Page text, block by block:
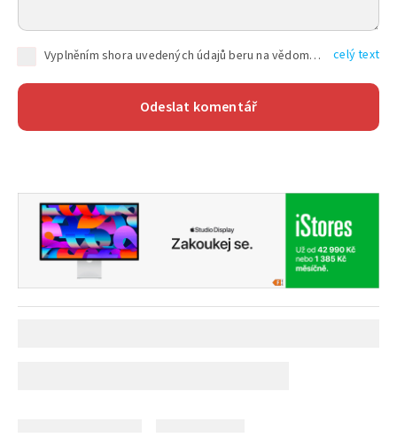
Vyplněním shora uvedených údajů beru na vědomí, že společnost TEXT FACTORY s.r.o., sídlem Brno, Durďákova 336/29, Černá Pole, PSČ: 613 00, IČ: 06157831, zapsané u Krajského soudu v Brně, oddíl C, vložka 100399, bude zpracovávat mé osobní údaje uvedené v rámci mnou vyplněného registračního formuláře na základě oprávněných zájmů TEXT FACTORY s.r.o. dle čl. 6 odst. 1 písm. f) GDPR a pro splnění právních povinností (čl. 6 odst. 1 písm. c) GDPR), a to pro tyto účely: nezbytnost zajistit oprávnění návštěvníka webových stránek provozovaných společností TEXT FACTORY s.r.o. přispívat aktivně ke zveřejněným článkům nebo v rámci diskusních fór a výkon práv TEXT FACTORY s.r.o. jako administrátora těchto diskusních fór. Více informací o zpracování osobních údajů a právech lze nalézt v celý text